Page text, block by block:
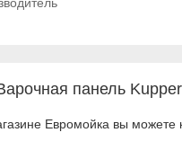
панель
Евромойка вы